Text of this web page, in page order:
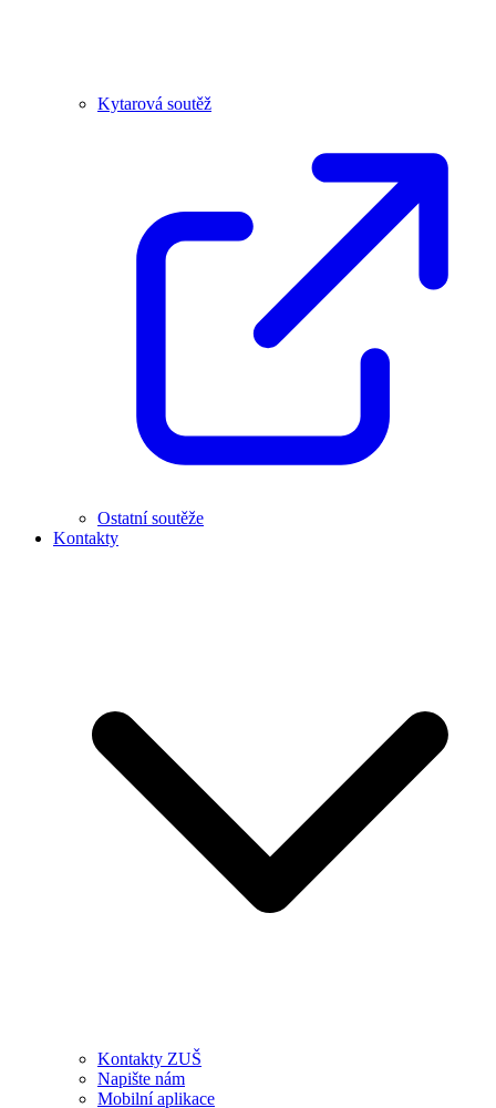
Kytarová soutěž
Ostatní soutěže
Kontakty
Kontakty ZUŠ
Napište nám
Mobilní aplikace